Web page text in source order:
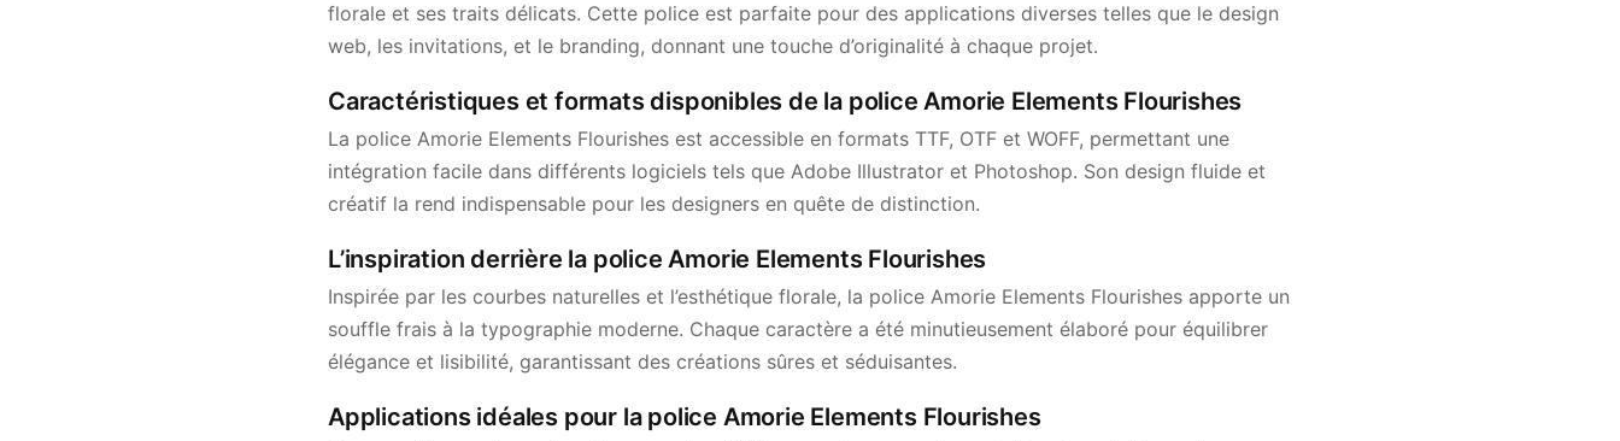
florale et ses traits délicats. Cette police est parfaite pour des applications diverses telles que le design
web, les invitations, et le branding, donnant une touche d’originalité à chaque projet.
Caractéristiques et formats disponibles de la police Amorie Elements Flourishes
La police Amorie Elements Flourishes est accessible en formats TTF, OTF et WOFF, permettant une
intégration facile dans différents logiciels tels que Adobe Illustrator et Photoshop. Son design fluide et
créatif la rend indispensable pour les designers en quête de distinction.
L’inspiration derrière la police Amorie Elements Flourishes
Inspirée par les courbes naturelles et l’esthétique florale, la police Amorie Elements Flourishes apporte un
souffle frais à la typographie moderne. Chaque caractère a été minutieusement élaboré pour équilibrer
élégance et lisibilité, garantissant des créations sûres et séduisantes.
Applications idéales pour la police Amorie Elements Flourishes